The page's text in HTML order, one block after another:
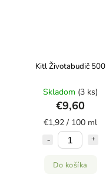
Kitl Životabudič 500
Skladom (3 ks)
€9,60
€1,92 / 100 ml
Do košíka